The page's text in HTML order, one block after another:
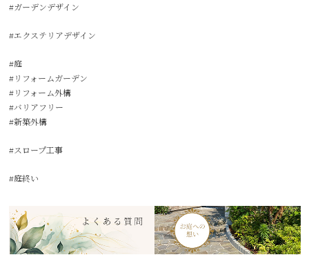
#ガーデンデザイン
#エクステリアデザイン
#庭
#リフォームガーデン
#リフォーム外構
#バリアフリー
#新築外構
#スロープ工事
#庭終い